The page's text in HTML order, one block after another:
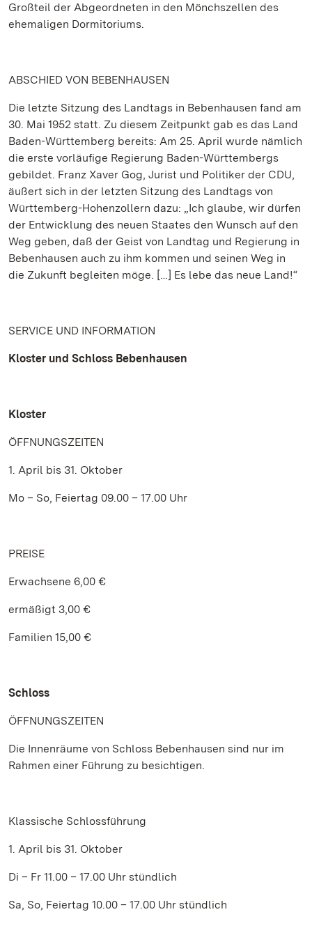
Großteil der Abgeordneten in den Mönchszellen des
ehemaligen Dormitoriums.
ABSCHIED VON BEBENHAUSEN
Die letzte Sitzung des Landtags in Bebenhausen fand am
30. Mai 1952 statt. Zu diesem Zeitpunkt gab es das Land
Baden-Württemberg bereits: Am 25. April wurde nämlich
die erste vorläufige Regierung Baden-Württembergs
gebildet. Franz Xaver Gog, Jurist und Politiker der CDU,
äußert sich in der letzten Sitzung des Landtags von
Württemberg-Hohenzollern dazu: „Ich glaube, wir dürfen
der Entwicklung des neuen Staates den Wunsch auf den
Weg geben, daß der Geist von Landtag und Regierung in
Bebenhausen auch zu ihm kommen und seinen Weg in
die Zukunft begleiten möge. […] Es lebe das neue Land!“
SERVICE UND INFORMATION
Kloster und Schloss Bebenhausen
Kloster
ÖFFNUNGSZEITEN
1. April bis 31. Oktober
Mo – So, Feiertag 09.00 – 17.00 Uhr
PREISE
Erwachsene 6,00 €
ermäßigt 3,00 €
Familien 15,00 €
Schloss
ÖFFNUNGSZEITEN
Die Innenräume von Schloss Bebenhausen sind nur im
Rahmen einer Führung zu besichtigen.
Klassische Schlossführung
1. April bis 31. Oktober
Di – Fr 11.00 – 17.00 Uhr stündlich
Sa, So, Feiertag 10.00 – 17.00 Uhr stündlich